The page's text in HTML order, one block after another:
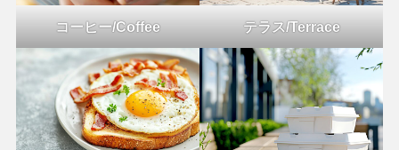
コーヒー/Coffee テラス/Terrace